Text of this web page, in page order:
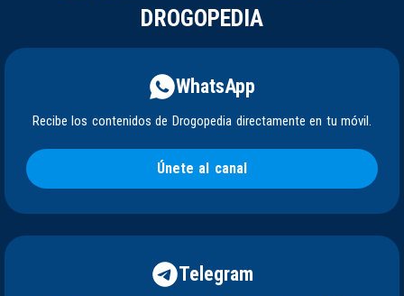
DROGOPEDIA
WhatsApp
Recibe los contenidos de Drogopedia directamente en tu móvil.
Únete al canal
Telegram